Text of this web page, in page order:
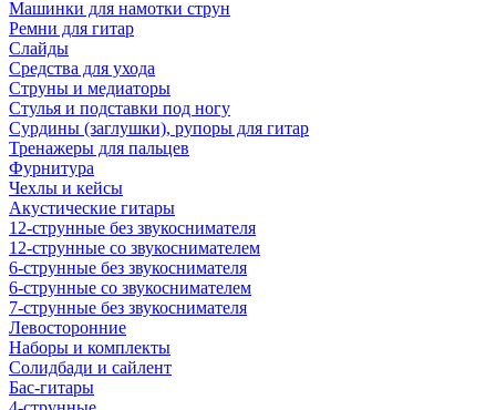
Машинки для намотки струн
Ремни для гитар
Слайды
Средства для ухода
Струны и медиаторы
Стулья и подставки под ногу
Сурдины (заглушки), рупоры для гитар
Тренажеры для пальцев
Фурнитура
Чехлы и кейсы
Акустические гитары
12-струнные без звукоснимателя
12-струнные со звукоснимателем
6-струнные без звукоснимателя
6-струнные со звукоснимателем
7-струнные без звукоснимателя
Левосторонние
Наборы и комплекты
Солидбади и сайлент
Бас-гитары